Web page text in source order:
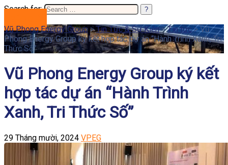
Search for:
Vũ Phong Energy Group >Tin Tức & Sự Kiện>Tin tức>Vũ
Phong Energy Group ký kết hợp tác dự án “Hành Trình Xanh, Tri
Thức Số”
Vũ Phong Energy Group ký kết
hợp tác dự án “Hành Trình
Xanh, Tri Thức Số”
29 Tháng mười, 2024 VPEG